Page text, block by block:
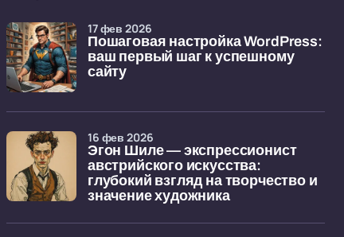
Пошаговая настройка WordPress:
ваш первый шаг к успешному
сайту
17 фев 2026
Эгон Шиле — экспрессионист
австрийского искусства:
глубокий взгляд на творчество и
значение художника
16 фев 2026